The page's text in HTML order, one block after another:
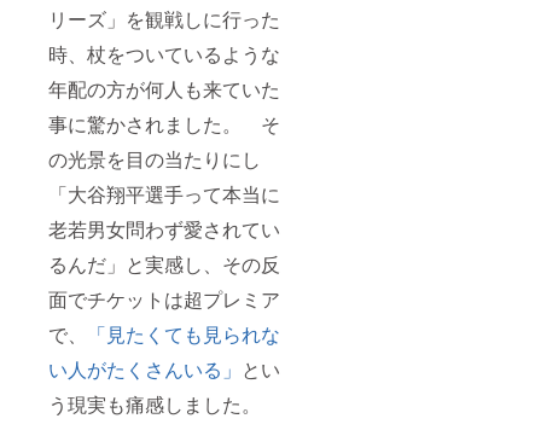
リーズ」を観戦しに行った
時、杖をついているような
年配の方が何人も来ていた
事に驚かされました。 そ
の光景を目の当たりにし
「大谷翔平選手って本当に
老若男女問わず愛されてい
るんだ」と実感し、その反
面でチケットは超プレミア
で、
「見たくても見られな
い人がたくさんいる」 とい
う現実も痛感しました。